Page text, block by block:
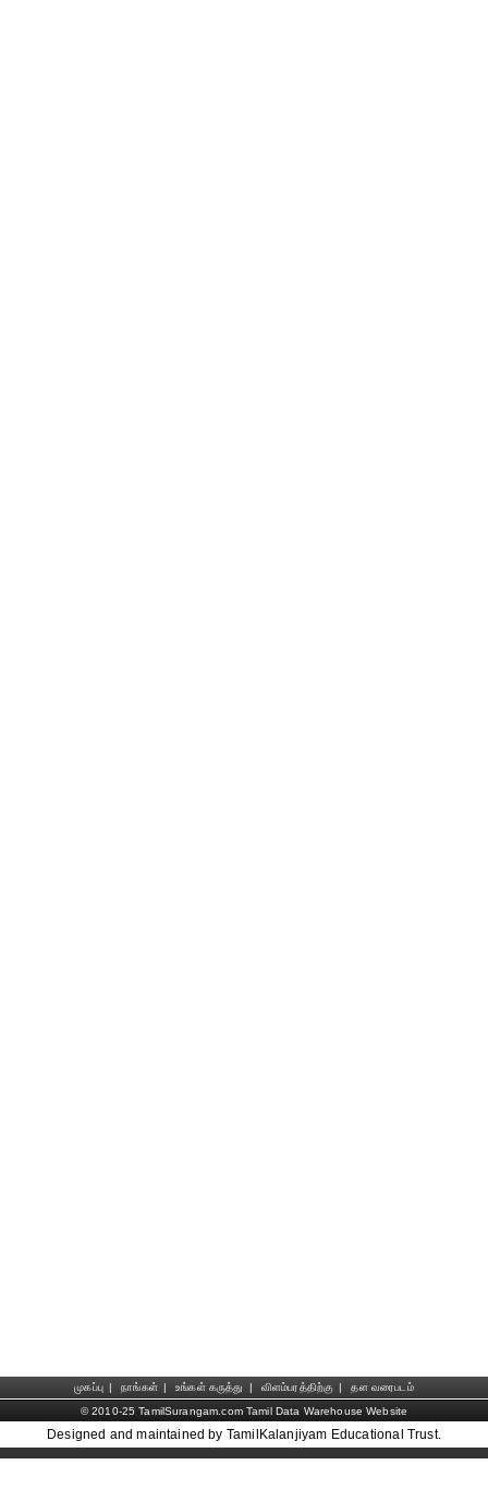
முகப்பு | நாங்கள் | உங்கள் கருத்து | விளம்பரத்திற்கு |
தள வரைபடம்
© 2010-25 TamilSurangam.com Tamil Data Warehouse Website
Designed and maintained by TamilKalanjiyam Educational Trust.